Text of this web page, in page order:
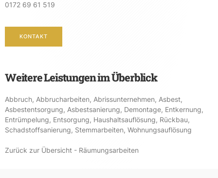
0172 69 61 519
KONTAKT
Weitere Leistungen im Überblick
Abbruch, Abbrucharbeiten, Abrissunternehmen, Asbest,
Asbestentsorgung, Asbestsanierung, Demontage, Entkernung,
Entrümpelung, Entsorgung, Haushaltsauflösung, Rückbau,
Schadstoffsanierung, Stemmarbeiten, Wohnungsauflösung
Zurück zur Übersicht - Räumungsarbeiten